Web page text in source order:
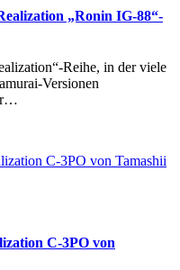
„Ronin IG-88“-
Reihe, in der viele
Versionen
C-3PO von